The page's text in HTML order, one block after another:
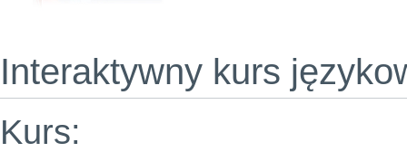
Interaktywny kurs
Kurs: